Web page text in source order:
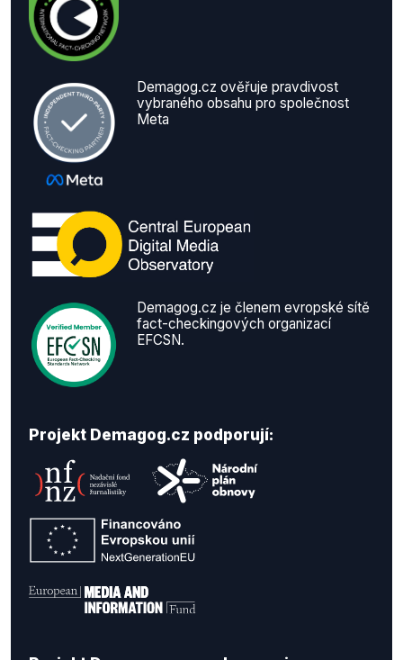
Demagog.cz ověřuje pravdivost
vybraného obsahu pro společnost
Meta
Demagog.cz je členem evropské sítě
fact-checkingových organizací
EFCSN.
Projekt Demagog.cz podporují: